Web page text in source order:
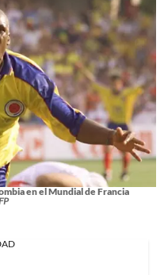
en el Mundial de Francia